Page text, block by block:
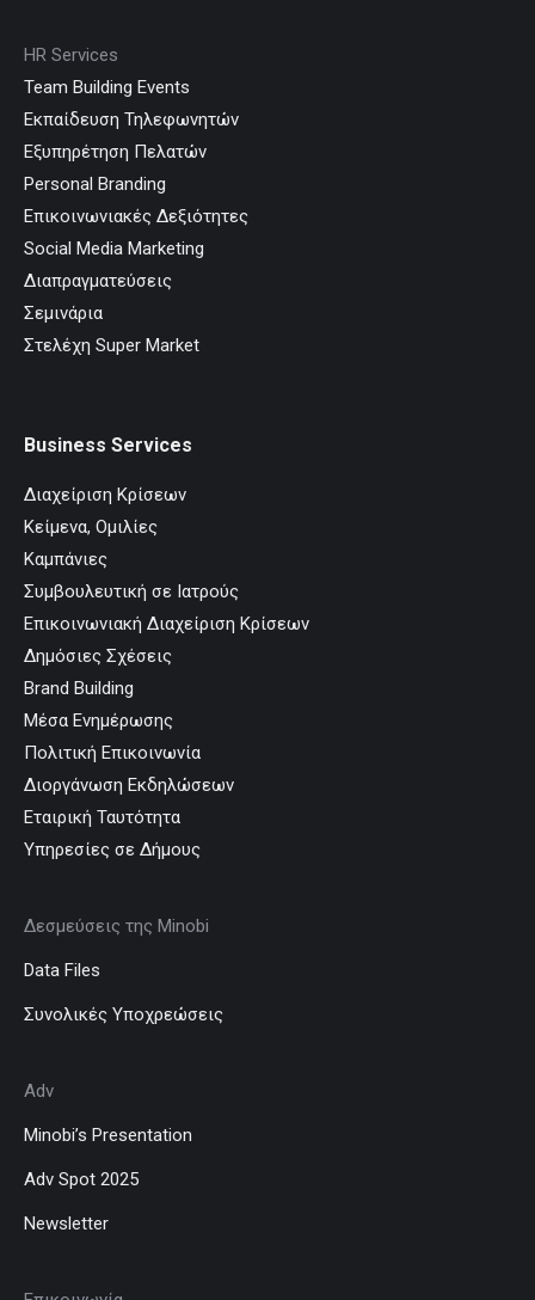
HR Services
Team Building Events
Εκπαίδευση Τηλεφωνητών
Εξυπηρέτηση Πελατών
Personal Branding
Επικοινωνιακές Δεξιότητες
Social Media Marketing
Διαπραγματεύσεις
Σεμινάρια
Στελέχη Super Market
Business Services
Διαχείριση Κρίσεων
Κείμενα, Ομιλίες
Καμπάνιες
Συμβουλευτική σε Ιατρούς
Επικοινωνιακή Διαχείριση Κρίσεων
Δημόσιες Σχέσεις
Brand Building
Μέσα Ενημέρωσης
Πολιτική Επικοινωνία
Διοργάνωση Εκδηλώσεων
Εταιρική Ταυτότητα
Υπηρεσίες σε Δήμους
Δεσμεύσεις της Minobi
Data Files
Συνολικές Υποχρεώσεις
Adv
Minobi’s Presentation
Adv Spot 2025
Newsletter